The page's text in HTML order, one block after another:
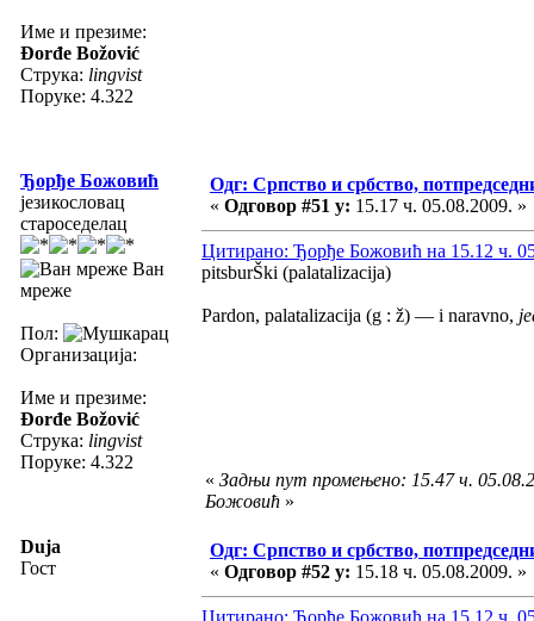
Име и презиме:
Đorđe Božović
Струка: lingvist
Поруке: 4.322
Ђорђе Божовић
језикословац
староседелац
Ван
мреже
Пол:
Организација:
Име и презиме:
Đorđe Božović
Струка: lingvist
Поруке: 4.322
Одг: Српство и србство,
« Одговор #51 у: 15.17 ч. 05.08.2009. »
Цитирано: Ђорђе Божовић на 15.12 ч.
pitsburŠki (palatalizacija)
Pardon, palatalizacija (g : ž) — i naravno,
« Задњи пут промењено: 15.47 ч.
Божовић »
Duja
Гост
Одг: Српство и србство,
« Одговор #52 у: 15.18 ч. 05.08.2009. »
Цитирано: Ђорђе Божовић на 15.12 ч.